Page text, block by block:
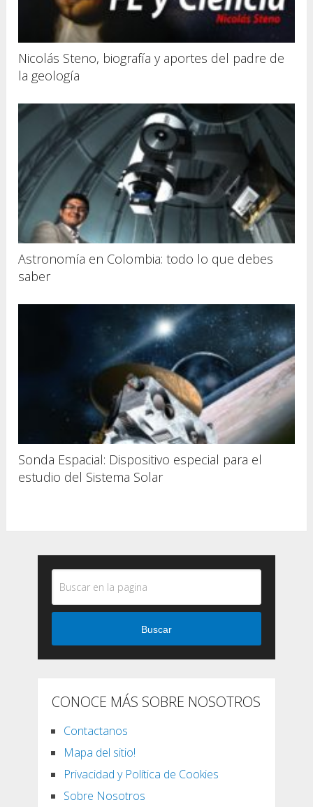
Nicolás Steno, biografía y aportes del padre de
la geología
Astronomía en Colombia: todo lo que debes
saber
Sonda Espacial: Dispositivo especial para el
estudio del Sistema Solar
Buscar
CONOCE MÁS SOBRE NOSOTROS
Contactanos
Mapa del sitio!
Privacidad y Política de Cookies
Sobre Nosotros